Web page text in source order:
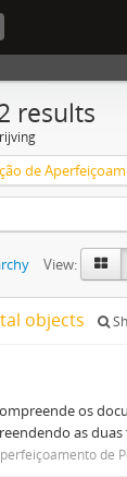
results
View:
objects
os
as duas
de